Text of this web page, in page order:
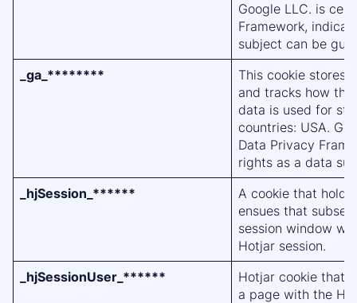
Google LLC. is
Framework,
subject can be
_ga_********
This cookie stores
and tracks how
data is used for
countries: USA.
Data Privacy
rights as a data
_hjSession_******
A cookie that
ensues that
session window
Hotjar session.
_hjSessionUser_******
Hotjar cookie that
a page with the